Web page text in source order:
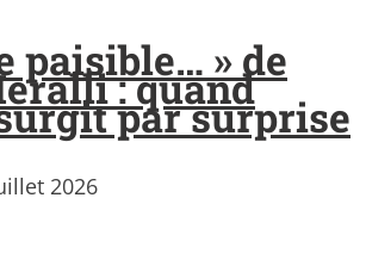
paisible… » de
: quand
par surprise
2026